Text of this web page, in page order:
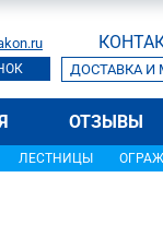
ДОСТАВКА И
ОТЗЫВЫ
ЛЕСТНИЦЫ